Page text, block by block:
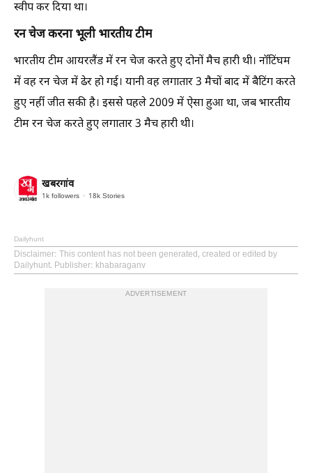
स्वीप कर दिया था।
रन चेज करना भूली भारतीय टीम
भारतीय टीम आयरलैंड में रन चेज करते हुए दोनों मैच हारी थी। नॉटिंघम
में वह रन चेज में ढेर हो गई। यानी वह लगातार 3 मैचों बाद में बैटिंग करते
हुए नहीं जीत सकी है। इससे पहले 2009 में ऐसा हुआ था, जब भारतीय
टीम रन चेज करते हुए लगातार 3 मैच हारी थी।
खबरगांव
1k followers 18k Stories
Dailyhunt
Disclaimer: This content has not been generated, created or edited by
Dailyhunt. Publisher: khabaraganv
ADVERTISEMENT